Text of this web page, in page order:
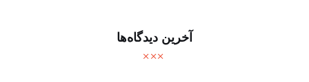
آخرین دیدگاه‌ها